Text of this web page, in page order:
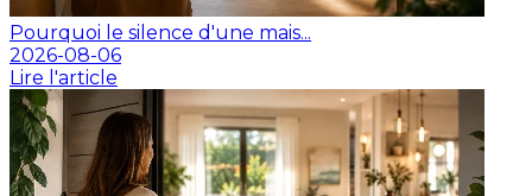
Pourquoi le silence d'une mais...
2026-08-06
Lire l'article